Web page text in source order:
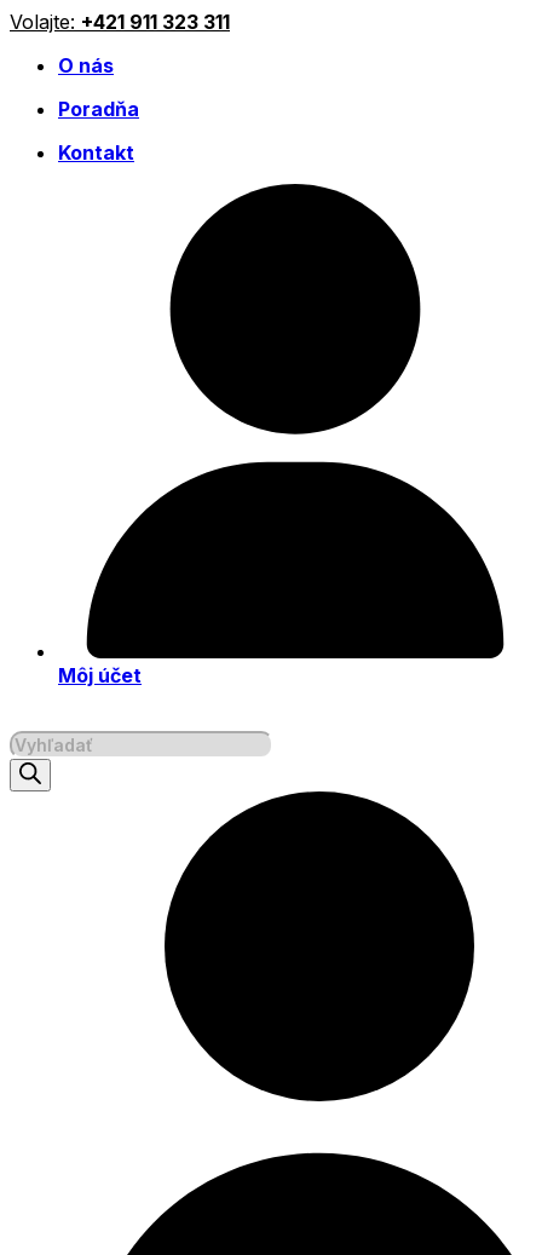
Preskočiť
obsah
Volajte: +421 911 323 311
O nás
Poradňa
Kontakt
Môj účet
Products
search